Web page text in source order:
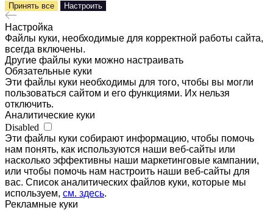
Принять все Настроить
Настройка
Файлы куки, необходимые для корректной работы сайта,
всегда включены.
Другие файлы куки можно настраивать
Обязательные куки
Эти файлы куки необходимы для того, чтобы вы могли
пользоваться сайтом и его функциями. Их нельзя
отключить.
Аналитические куки
Disabled
Эти файлы куки собирают информацию, чтобы помочь
нам понять, как используются наши веб-сайты или
насколько эффективны наши маркетинговые кампании,
или чтобы помочь нам настроить наши веб-сайты для
вас. Список аналитических файлов куки, которые мы
используем, см. здесь.
Рекламные куки